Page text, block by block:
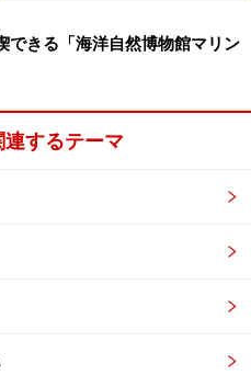
できる「海洋自然博物館マリン
するテーマ